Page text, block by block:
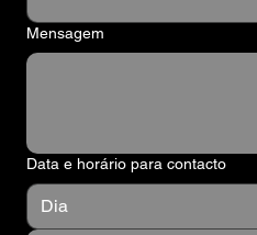
Mensagem
Data e horário para contacto